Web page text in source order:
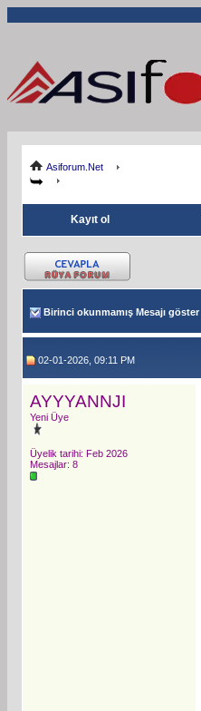
Asiforum.Net
Kayıt ol
Birinci okunmamış Mesajı göster
02-01-2026, 09:11 PM
AYYYANNJI
Yeni Üye
Üyelik tarihi: Feb 2026
Mesajlar: 8